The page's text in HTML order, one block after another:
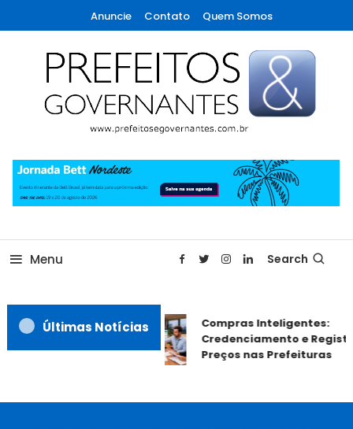
To
Content
Anuncie Contato Quem Somos
Prefeitos & Governantes
Menu Search
Últimas Notícias
Compras Inteligentes:
Credenciamento e
Preços nas Prefeituras